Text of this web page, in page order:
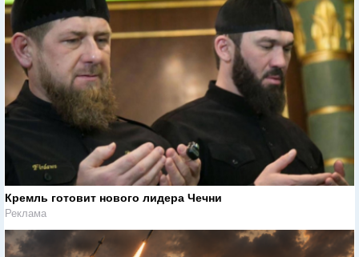
Кремль готовит нового лидера Чечни
Реклама